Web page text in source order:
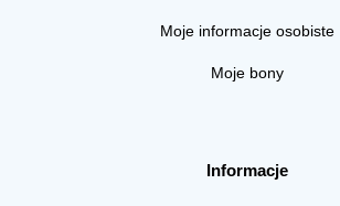
Moje informacje osobiste
Moje bony
Informacje